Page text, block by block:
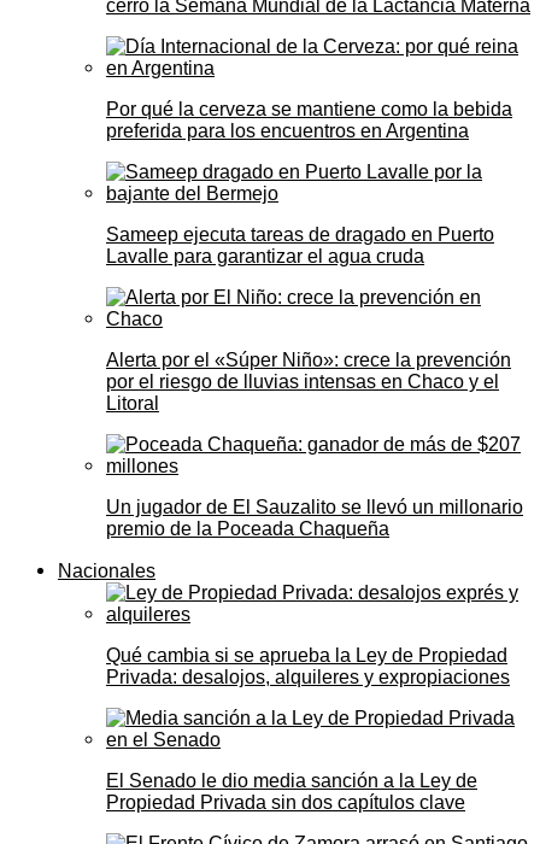
cerró la Semana Mundial de la Lactancia Materna
Por qué la cerveza se mantiene como la bebida
preferida para los encuentros en Argentina
Sameep ejecuta tareas de dragado en Puerto
Lavalle para garantizar el agua cruda
Alerta por el «Súper Niño»: crece la prevención
por el riesgo de lluvias intensas en Chaco y el
Litoral
Un jugador de El Sauzalito se llevó un millonario
premio de la Poceada Chaqueña
Nacionales
Qué cambia si se aprueba la Ley de Propiedad
Privada: desalojos, alquileres y expropiaciones
El Senado le dio media sanción a la Ley de
Propiedad Privada sin dos capítulos clave